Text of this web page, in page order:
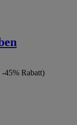
-45% Rabatt)